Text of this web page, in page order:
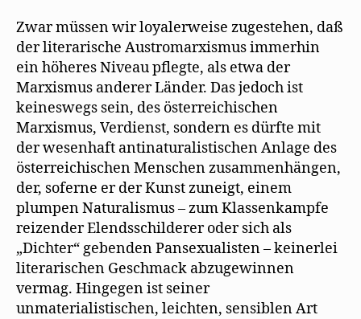
Zwar müssen wir loyalerweise zugestehen, daß
der literarische Austromarxismus immerhin
ein höheres Niveau pflegte, als etwa der
Marxismus anderer Länder. Das jedoch ist
keineswegs sein, des österreichischen
Marxismus, Verdienst, sondern es dürfte mit
der wesenhaft antinaturalistischen Anlage des
österreichischen Menschen zusammenhängen,
der, soferne er der Kunst zuneigt, einem
plumpen Naturalismus – zum Klassenkampfe
reizender Elendsschilderer oder sich als
„Dichter“ gebenden Pansexualisten – keinerlei
literarischen Geschmack abzugewinnen
vermag. Hingegen ist seiner
unmaterialistischen, leichten, sensiblen Art